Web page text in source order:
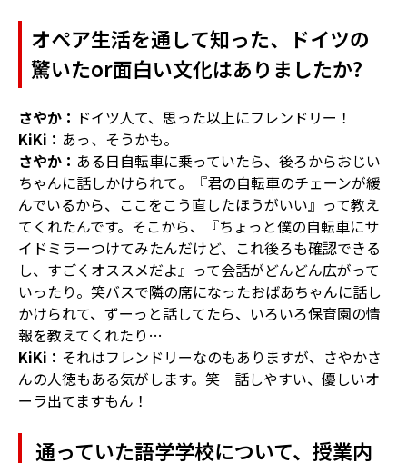
オペア生活を通して知った、ドイツの
驚いたor面白い文化はありましたか?
さやか： ドイツ人て、思った以上にフレンドリー！
KiKi： あっ、そうかも。
さやか： ある日自転車に乗っていたら、後ろからおじい
ちゃんに話しかけられて。『君の自転車のチェーンが緩
んでいるから、ここをこう直したほうがいい』って教え
てくれたんです。そこから、『ちょっと僕の自転車にサ
イドミラーつけてみたんだけど、これ後ろも確認できる
し、すごくオススメだよ』って会話がどんどん広がって
いったり。笑バスで隣の席になったおばあちゃんに話し
かけられて、ずーっと話してたら、いろいろ保育園の情
報を教えてくれたり…
KiKi： それはフレンドリーなのもありますが、さやかさ
んの人徳もある気がします。笑 話しやすい、優しいオ
ーラ出てますもん！
通っていた語学学校について、授業内